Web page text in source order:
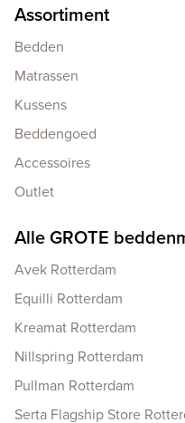
Assortiment
Bedden
Matrassen
Kussens
Beddengoed
Accessoires
Outlet
Alle GROTE
Avek Rotterdam
Equilli Rotterdam
Kreamat Rotterdam
Nillspring Rotterdam
Pullman Rotterdam
Serta Flagship Store